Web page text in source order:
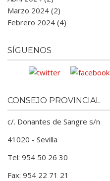
Marzo 2024 (2)
Febrero 2024 (4)
SÍGUENOS
CONSEJO PROVINCIAL
c/. Donantes de Sangre s/n
41020 - Sevilla
Tel: 954 50 26 30
Fax: 954 22 71 21